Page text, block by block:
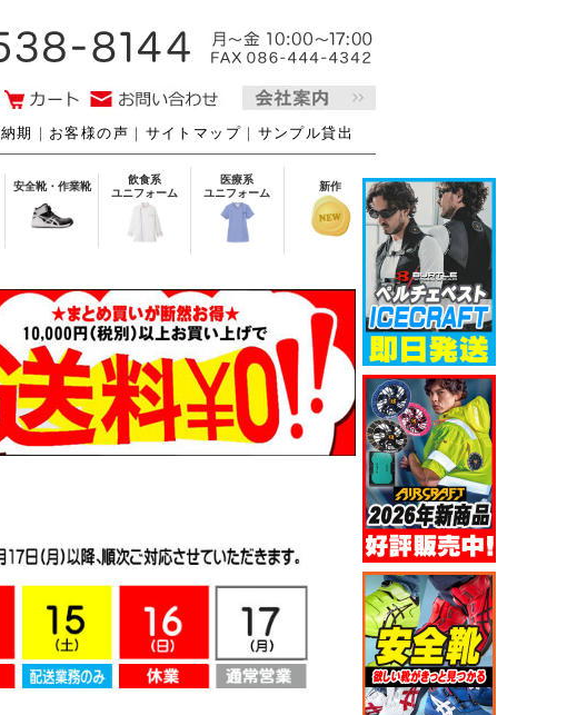
納期 ｜ お客様の声 ｜ サイトマップ ｜ サンプル貸出
安全靴・作業靴
飲食系
ユニフォーム
医療系
ユニフォーム
新作